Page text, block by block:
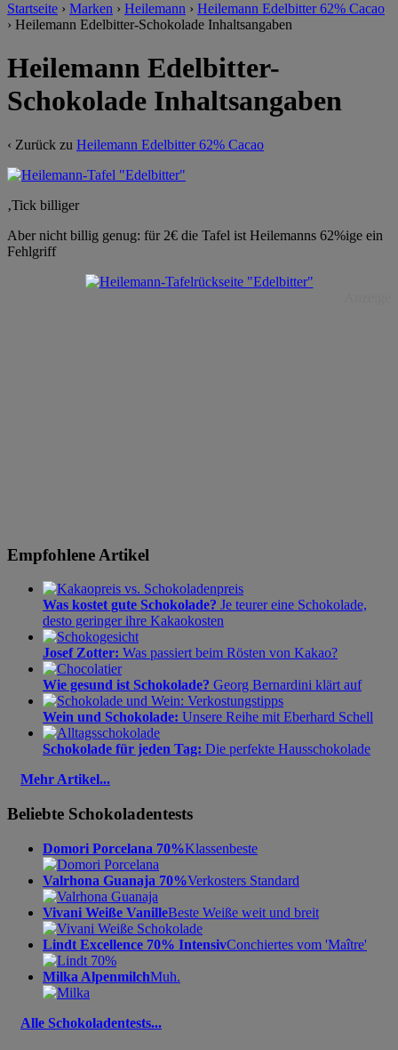
Startseite › Marken › Heilemann › Heilemann Edelbitter 62% Cacao
› Heilemann Edelbitter-Schokolade Inhaltsangaben
Heilemann Edelbitter-
Schokolade Inhaltsangaben
‹ Zurück zu Heilemann Edelbitter 62% Cacao
‚Tick billiger
Aber nicht billig genug: für 2€ die Tafel ist Heilemanns 62%ige ein
Fehlgriff
Empfohlene Artikel
Was kostet gute Schokolade? Je teurer eine Schokolade,
desto geringer ihre Kakaokosten
Josef Zotter: Was passiert beim Rösten von Kakao?
Wie gesund ist Schokolade? Georg Bernardini klärt auf
Wein und Schokolade: Unsere Reihe mit Eberhard Schell
Schokolade für jeden Tag: Die perfekte Hausschokolade
Mehr Artikel...
Beliebte Schokoladentests
Domori Porcelana 70%Klassenbeste
Valrhona Guanaja 70%Verkosters Standard
Vivani Weiße VanilleBeste Weiße weit und breit
Lindt Excellence 70% IntensivConchiertes vom 'Maître'
Milka AlpenmilchMuh.
Alle Schokoladentests...